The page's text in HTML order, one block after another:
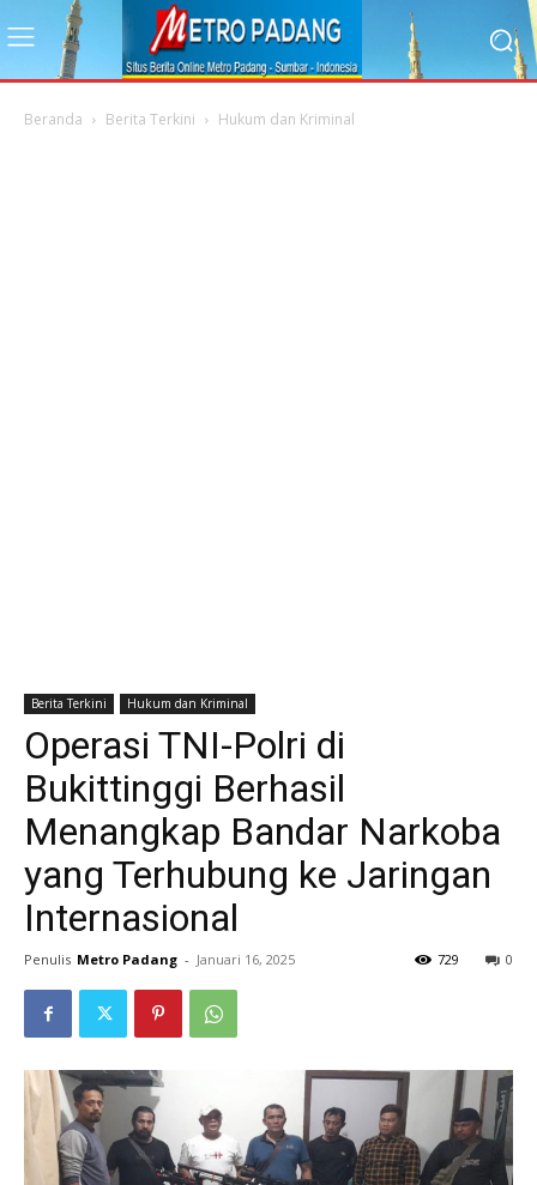
Beranda Berita Terkini Hukum dan Kriminal
Berita Terkini Hukum dan Kriminal
Operasi TNI-Polri di
Bukittinggi Berhasil
Menangkap Bandar Narkoba
yang Terhubung ke Jaringan
Internasional
Penulis Metro Padang - Januari 16, 2025 0
729